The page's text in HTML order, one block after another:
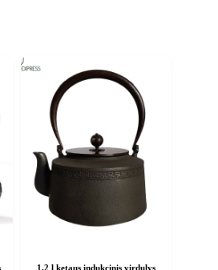
1,2 l ketaus indukcinis virdulys